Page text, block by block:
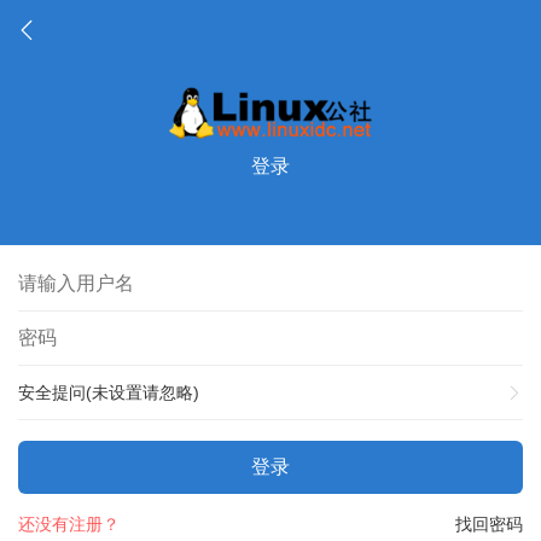
登录
安全提问(未设置请忽略)
登录
找回密码
还没有注册？